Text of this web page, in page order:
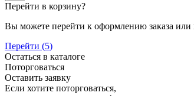
Перейти в корзину?
Вы можете перейти к оформлению заказа или
Перейти (5)
Остаться в каталоге
Поторговаться
Оставить заявку
Если хотите поторговаться,